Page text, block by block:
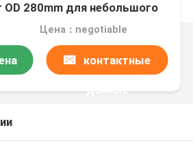
280mm для небольшого
Цена：negotiable
контактные
данные